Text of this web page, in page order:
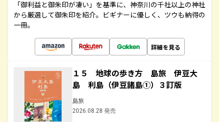
「御利益と御朱印が凄い」を基準に、神奈川の千社以上の神社
から厳選して御朱印を紹介。ビギナーに優しく、ツウも納得の
一冊。
詳細を見る
１５ 地球の歩き方 島旅 伊豆大
島 利島（伊豆諸島①）３訂版
島旅
2026.08.28 発売